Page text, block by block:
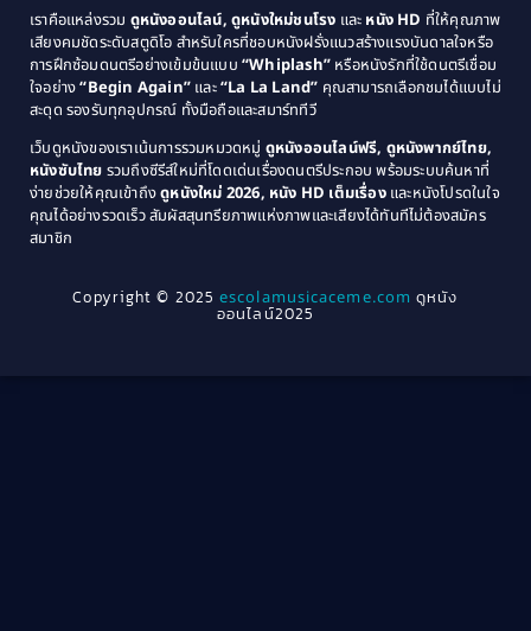
Coming of Age ก้าวพ้นวัย(1)
Coming-of-Age(3)
Community(1)
Crime อาชญากรรม(78)
Cult Film(4)
1979
1978
1976
1975
1974
1971
1970
1969
1968
1964
1963
1940
เราคือแหล่งรวม ดูหนังออนไลน์, ดูหนังใหม่ชนโรง และ หนัง HD ที่ให้คุณภาพ
เสียงคมชัดระดับสตูดิโอ สำหรับใครที่ชอบหนังฝรั่งแนวสร้างแรงบันดาลใจหรือ
การฝึกซ้อมดนตรีอย่างเข้มข้นแบบ “Whiplash” หรือหนังรักที่ใช้ดนตรีเชื่อม
ใจอย่าง“Begin Again” และ“La La Land” คุณสามารถเลือกชมได้แบบไม่
สะดุด รองรับทุกอุปกรณ์ ทั้งมือถือและสมาร์ททีวี
เว็บดูหนังของเราเน้นการรวมหมวดหมู่ ดูหนังออนไลน์ฟรี, ดูหนังพากย์ไทย,
หนังซับไทย รวมถึงซีรีส์ใหม่ที่โดดเด่นเรื่องดนตรีประกอบ พร้อมระบบค้นหาที่
ง่ายช่วยให้คุณเข้าถึงดูหนังใหม่ 2026, หนัง HD เต็มเรื่องและหนังโปรดในใจ
คุณได้อย่างรวดเร็ว สัมผัสสุนทรียภาพแห่งภาพและเสียงได้ทันทีไม่ต้องสมัคร
สมาชิก
Copyright © 2025escolamusicaceme.com ดูหนัง
ออนไลน์2025